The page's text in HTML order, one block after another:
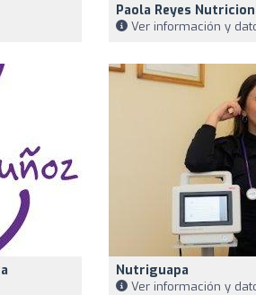
Paola Reyes
Ver información y
Nutriguapa
Ver información y